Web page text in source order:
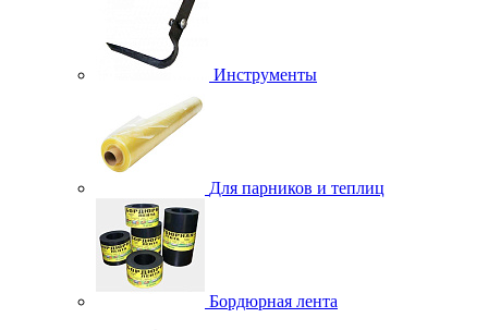
Инструменты
Для парников и теплиц
Бордюрная лента